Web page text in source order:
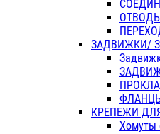
ЗАДВИЖКИ/
КРЕПЕЖИ
Хомуты